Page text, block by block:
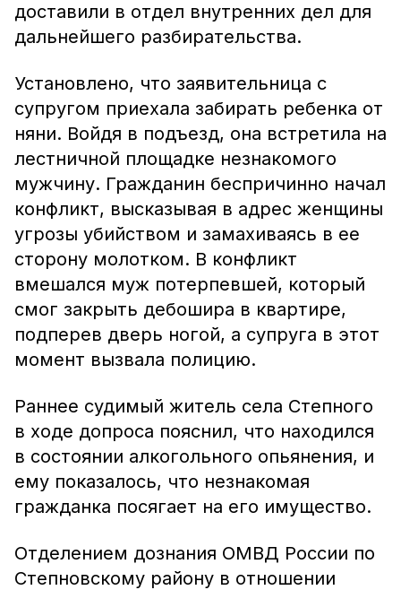
доставили в отдел внутренних дел для
дальнейшего разбирательства.
Установлено, что заявительница с
супругом приехала забирать ребенка от
няни. Войдя в подъезд, она встретила на
лестничной площадке незнакомого
мужчину. Гражданин беспричинно начал
конфликт, высказывая в адрес женщины
угрозы убийством и замахиваясь в ее
сторону молотком. В конфликт
вмешался муж потерпевшей, который
смог закрыть дебошира в квартире,
подперев дверь ногой, а супруга в этот
момент вызвала полицию.
Раннее судимый житель села Степного
в ходе допроса пояснил, что находился
в состоянии алкогольного опьянения, и
ему показалось, что незнакомая
гражданка посягает на его имущество.
Отделением дознания ОМВД России по
Степновскому району в отношении